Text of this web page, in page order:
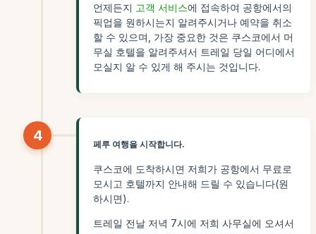
언제든지 고객 서비스에 접속하여 공항에서의
픽업을 원하시는지 알려주시거나 예약을 취소
할 수 있으며, 가장 중요한 것은 쿠스코에서 머
무실 호텔을 알려주셔서 트레일 당일 어디에서
모실지 알 수 있게 해 주시는 것입니다.
4
페루 여행을 시작합니다.
쿠스코에 도착하시면 저희가 공항에서 무료로
모시고 호텔까지 안내해 드릴 수 있습니다(원
하시면).
트레일 전날 저녁 7시에 저희 사무실에 오셔서